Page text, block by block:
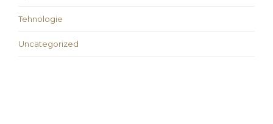
Tehnologie
Uncategorized